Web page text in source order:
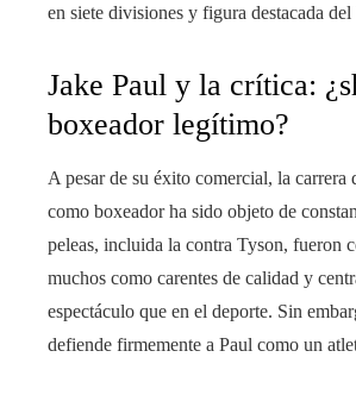
en siete divisiones y figura destacada
Jake Paul y la crítica:
boxeador legítimo?
A pesar de su éxito comercial, la carrera
como boxeador ha sido objeto de
peleas, incluida la contra Tyson, fueron
muchos como carentes de calidad y
espectáculo que en el deporte. Sin
defiende firmemente a Paul como un